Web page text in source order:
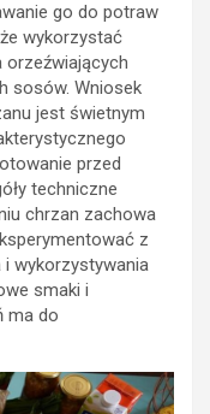
go do potraw
wykorzystać
sosów. Wniosek
jest świetnym
przed
techniczne
chrzan zachowa
z
wykorzystywania
smaki i
ma do